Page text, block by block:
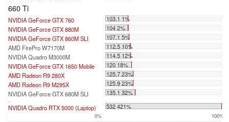
660 Ti
NVIDIA GeForce GTX 760
103.1 1%
NVIDIA GeForce GTX 880M
104 2%
NVIDIA GeForce GTX 860M SLI
107.1 5%
AMD FirePro W7170M
112.5 10%
NVIDIA Quadro M3000M
114.5 12%
NVIDIA GeForce GTX 1650 Mobile
120 18%
AMD Radeon R9 280X
125.7 23%
AMD Radeon R9 M295X
125.9 23%
NVIDIA GeForce GTX 680M SLI
135.1 32%
...
NVIDIA Quadro RTX 5000 (Laptop) 532 421%
0% 100%